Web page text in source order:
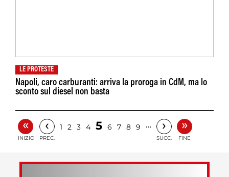
LE PROTESTE
Napoli, caro carburanti: arriva la proroga in CdM, ma lo
sconto sul diesel non basta
«
INIZIO
‹
PREC.
1 2 3 4 5 6 7 8 9 … ›
SUCC.
»
FINE